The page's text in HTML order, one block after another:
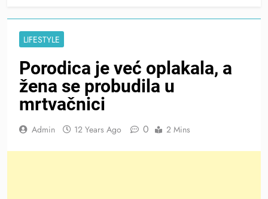
LIFESTYLE
Porodica je već oplakala, a
žena se probudila u
mrtvačnici
Admin 12 Years Ago 0 2 Mins